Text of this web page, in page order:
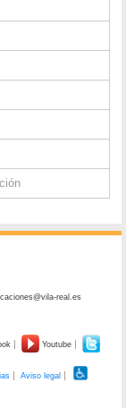
real.es
Youtube
Aviso legal